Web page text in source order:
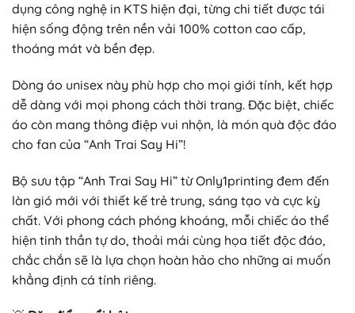
dụng công nghệ in KTS hiện đại, từng chi tiết được tái
hiện sống động trên nền vải 100% cotton cao cấp,
thoáng mát và bền đẹp.
Dòng áo unisex này phù hợp cho mọi giới tính, kết hợp
dễ dàng với mọi phong cách thời trang. Đặc biệt, chiếc
áo còn mang thông điệp vui nhộn, là món quà độc đáo
cho fan của “Anh Trai Say Hi”!
Bộ sưu tập “Anh Trai Say Hi” từ Only1printing đem đến
làn gió mới với thiết kế trẻ trung, sáng tạo và cực kỳ
chất. Với phong cách phóng khoáng, mỗi chiếc áo thể
hiện tinh thần tự do, thoải mái cùng họa tiết độc đáo,
chắc chắn sẽ là lựa chọn hoàn hảo cho những ai muốn
khẳng định cá tính riêng.